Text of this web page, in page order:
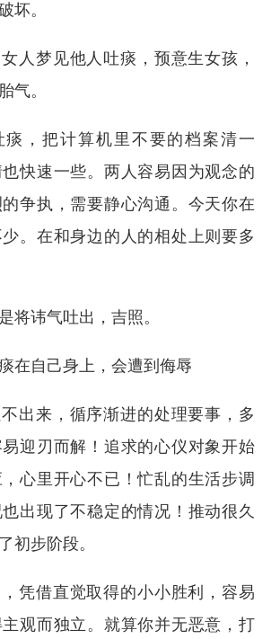
坏。
人梦见他人吐痰，预意生女孩，
气。
痰，把计算机里不要的档案清一
快速一些。两人容易因为观念的
争执，需要静心沟通。今天你在
。在和身边的人的相处上则要多
将讳气吐出，吉照。
在自己身上，会遭到侮辱
出来，循序渐进的处理要事，多
迎刃而解！追求的心仪对象开始
心里开心不已！忙乱的生活步调
出现了不稳定的情况！推动很久
初步阶段。
凭借直觉取得的小小胜利，容易
观而独立。就算你并无恶意，打